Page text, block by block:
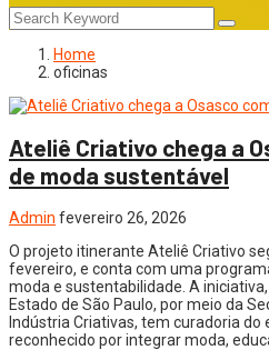
Home
oficinas
Ateliê Criativo chega a
de moda sustentável
Admin fevereiro 26, 2026
O projeto itinerante Ateliê Criativo
fevereiro, e conta com uma
moda e sustentabilidade. A
Estado de São Paulo, por meio da
Indústria Criativas, tem curadoria do
reconhecido por integrar moda,